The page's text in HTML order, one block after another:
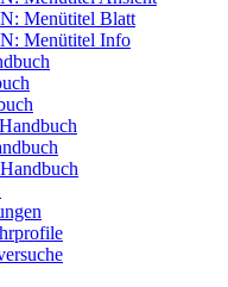
Menütitel Blatt
Menütitel Info